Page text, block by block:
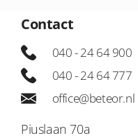
Contact
040 - 24 64 900
040 - 24 64 777
office@beteor.nl
Piuslaan 70a